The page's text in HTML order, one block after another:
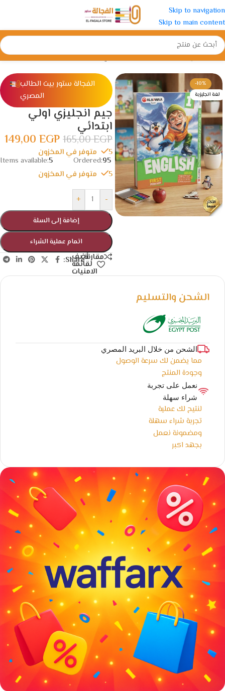
Skip to navigation
Skip to main content
الرئيسية/الإبتدائية/الصف الأول الأبتدائي
-10%
لغة انجليزية
الفجالة ستور بيت الطالب
المصري
جيم انجليزي اولي
ابتدائي
165,00EGP
149,00 EGP
5 متوفر في المخزون
Ordered:95
Items available:5
5 متوفر في المخزون
-
+
إضافة إلى السلة
اتمام عملية الشراء
مقارنةأضف
لقائمة
الامنيات
Share:
الشحن والتسليم
الشحن من خلال البريد المصري
مما يضمن لك سرعة الوصول
وجودة المنتج
نعمل على تجربة
شراء سهلة
لنتيح لك عملية
تجربة شراء سهلة
ومضمونة نعمل
بجهد اكبر